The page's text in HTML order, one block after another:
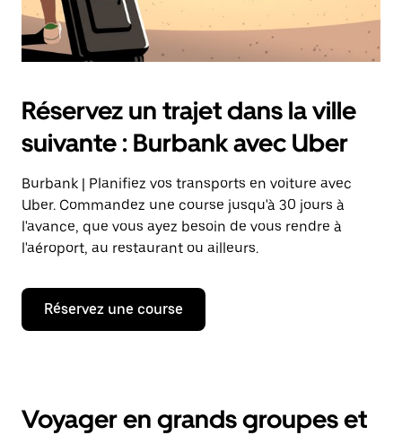
Réservez un trajet dans la ville
suivante : Burbank avec Uber
Burbank | Planifiez vos transports en voiture avec
Uber. Commandez une course jusqu'à 30 jours à
l'avance, que vous ayez besoin de vous rendre à
l'aéroport, au restaurant ou ailleurs.
Réservez une course
Voyager en grands groupes et